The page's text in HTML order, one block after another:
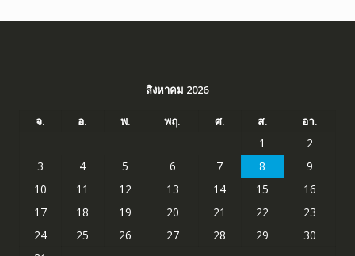
สิงหาคม 2026
จ. อ. พ. พฤ. ศ. ส.
อา.
1
2
3
4 5 6 7 8
9
10
11 12 13 14 15
16
17
18 19 20 21 22
23
24
25 26 27 28 29
30